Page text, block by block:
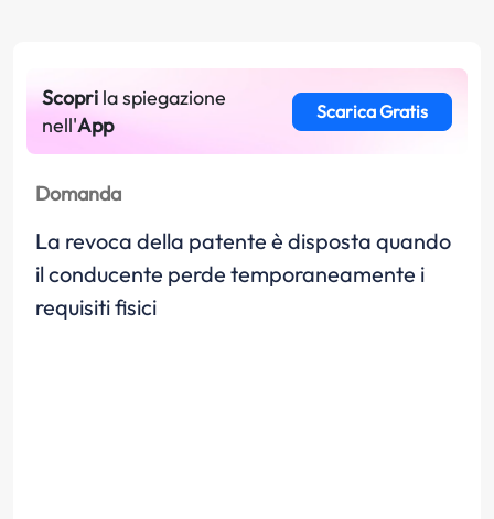
Scopri la spiegazione
nell'App
Scarica Gratis
Domanda
La revoca della patente è disposta quando
il conducente perde temporaneamente i
requisiti fisici